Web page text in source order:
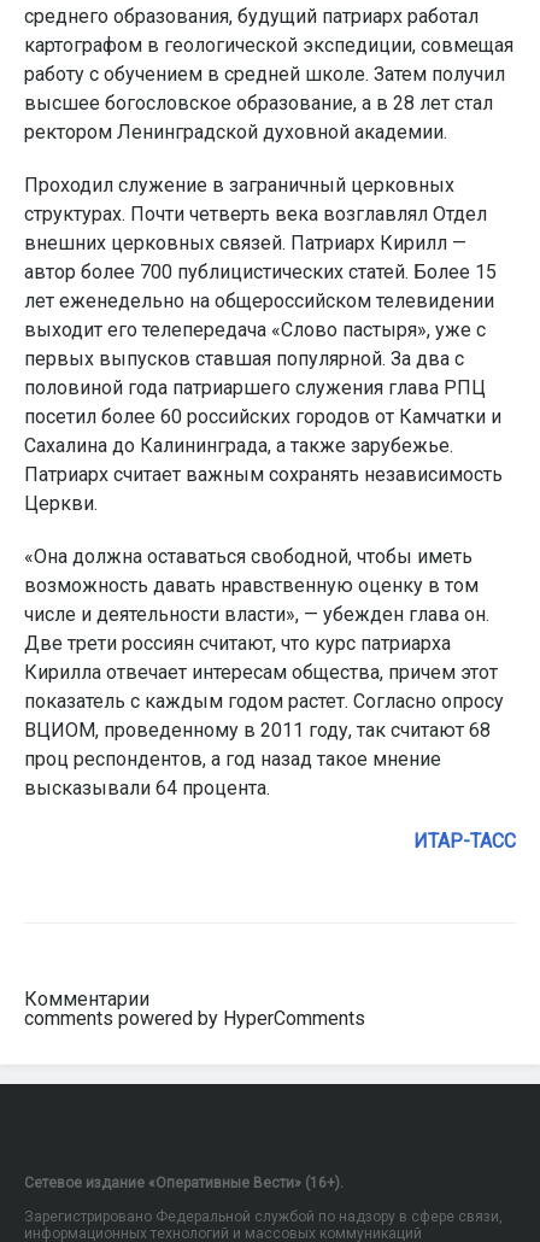
среднего образования, будущий патриарх работал
картографом в геологической экспедиции, совмещая
работу с обучением в средней школе. Затем получил
высшее богословское образование, а в 28 лет стал
ректором Ленинградской духовной академии.
Проходил служение в заграничный церковных
структурах. Почти четверть века возглавлял Отдел
внешних церковных связей. Патриарх Кирилл —
автор более 700 публицистических статей. Более 15
лет еженедельно на общероссийском телевидении
выходит его телепередача «Слово пастыря», уже с
первых выпусков ставшая популярной. За два с
половиной года патриаршего служения глава РПЦ
посетил более 60 российских городов от Камчатки и
Сахалина до Калининграда, а также зарубежье.
Патриарх считает важным сохранять независимость
Церкви.
«Она должна оставаться свободной, чтобы иметь
возможность давать нравственную оценку в том
числе и деятельности власти», — убежден глава он.
Две трети россиян считают, что курс патриарха
Кирилла отвечает интересам общества, причем этот
показатель с каждым годом растет. Согласно опросу
ВЦИОМ, проведенному в 2011 году, так считают 68
проц респондентов, а год назад такое мнение
высказывали 64 процента.
ИТАР-ТАСС
Комментарии
comments powered by HyperComments
Сетевое издание «Оперативные Вести» (16+).
Зарегистрировано Федеральной службой по надзору в сфере связи,
информационных технологий и массовых коммуникаций